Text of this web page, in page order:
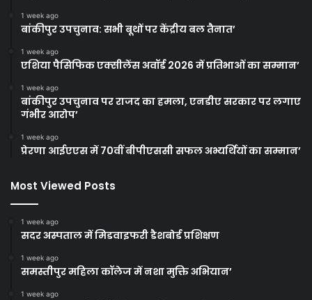
1 week ago
बांकीपुर उपचुनाव: सभी बूथों पर केंद्रीय बल तैनात’
1 week ago
एशिया पैसिफिक एक्सीलेंस अवॉर्ड 2026 में प्रतिभाओं का सम्मान’
1 week ago
बांकीपुर उपचुनाव पर राजद का हमला, एनडीए सरकार पर लगाए
गंभीर आरोप’
1 week ago
प्रेरणा आईएएस में 70वीं बीपीएससी सफल अभ्यर्थियों का सम्मान’
Most Viewed Posts
1 week ago
सदर अस्पताल में मिडवाइफरी डैशबोर्ड प्रशिक्षण
1 week ago
समस्तीपुर महिला कॉलेज में नशा मुक्ति अभियान’
1 week ago